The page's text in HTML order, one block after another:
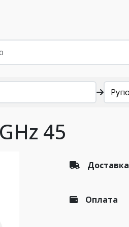
45
Доставка
Оплата